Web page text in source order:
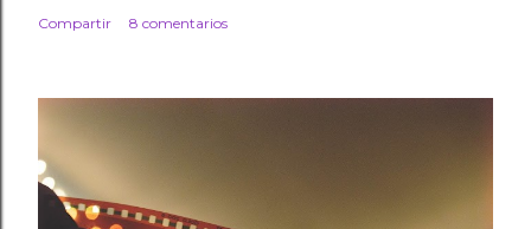
Compartir 8 comentarios